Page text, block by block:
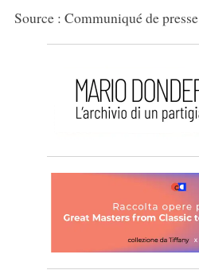
Source : Communiqué de presse